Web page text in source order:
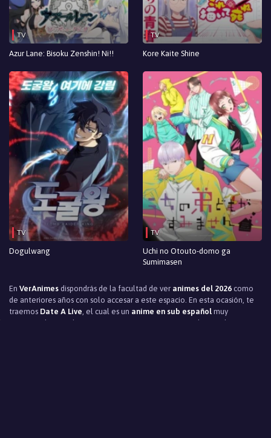
TV
Azur Lane: Bisoku Zenshin! Ni!!
TV
Kore Kaite Shine
TV
Dogulwang
TV
Uchi no Otouto-domo ga
Sumimasen
En VerAnimes dispondrás de la facultad de ver animes del 2026 como
de anteriores años con solo accesar a este espacio. En esta ocasión, te
traemos Date A Live , el cual es un anime en sub español muy
entretenido, creado para atraer tu atención empezando por el primer